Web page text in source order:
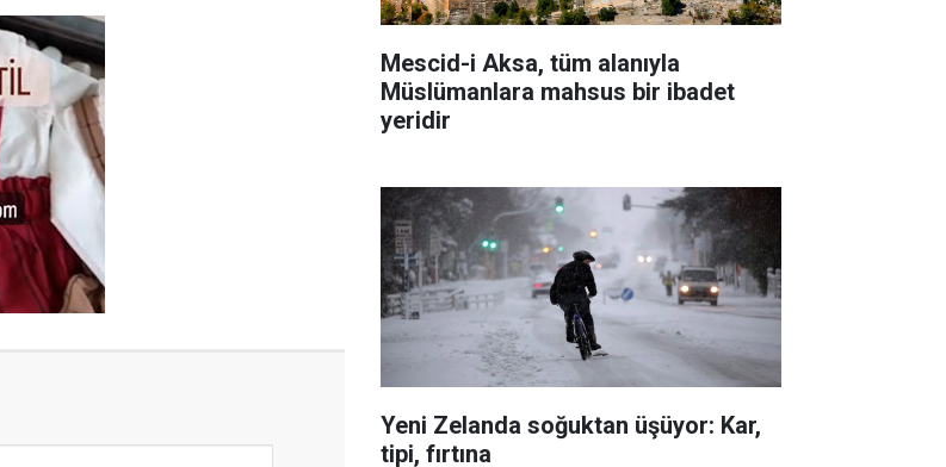
Mescid-i Aksa, tüm alanıyla
Müslümanlara mahsus bir ibadet
yeridir
Yeni Zelanda soğuktan üşüyor: Kar,
tipi, fırtına